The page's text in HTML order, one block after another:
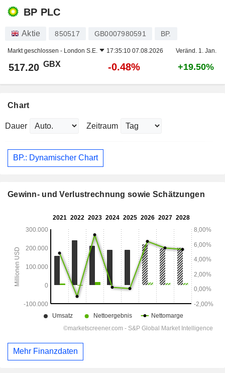
BP PLC
Aktie 850517 GB0007980591 BP.
Markt geschlossen - London S.E. 17:35:10 07.08.2026 Veränd. 1. Jan.
517.20 GBX -0.48% +19.50%
Chart
Dauer Zeitraum
BP.: Dynamischer Chart
Gewinn- und Verlustrechnung sowie Schätzungen
Mehr Finanzdaten